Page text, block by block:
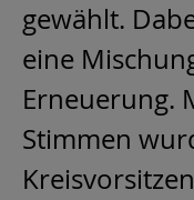
gewählt.
eine
Erneuerung.
Stimmen